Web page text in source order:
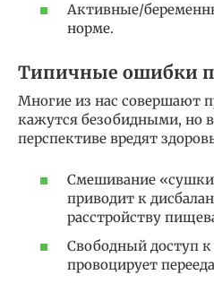
Активные/
норме.
Типичные ошибки
Многие из нас совершают
кажутся безобидными, но
перспективе вредят
Смешивание
приводит к
расстройству
Свободный доступ
провоцирует